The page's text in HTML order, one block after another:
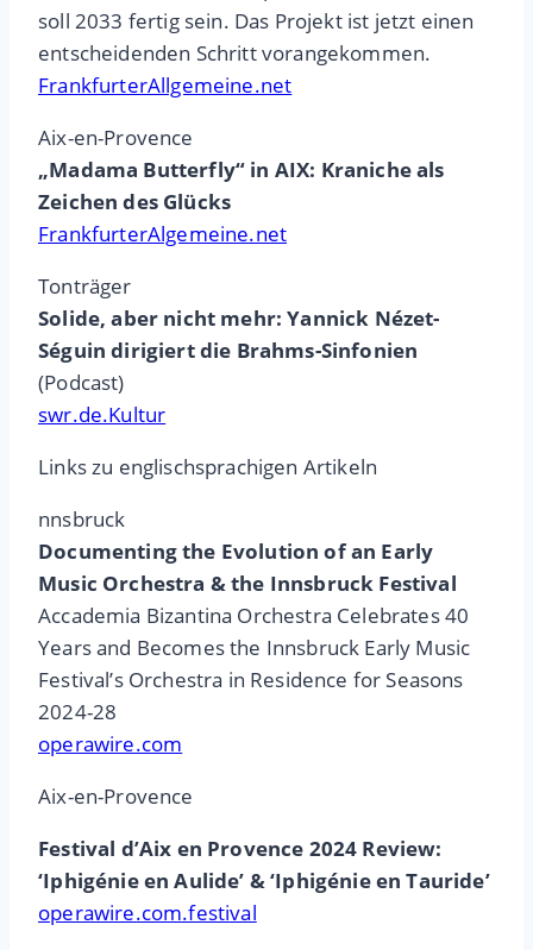
soll 2033 fertig sein. Das Projekt ist jetzt einen
entscheidenden Schritt vorangekommen.
FrankfurterAllgemeine.net
Aix-en-Provence
„Madama Butterfly“ in AIX: Kraniche als
Zeichen des Glücks
FrankfurterAlgemeine.net
Tonträger
Solide, aber nicht mehr: Yannick Nézet-
Séguin dirigiert die Brahms-Sinfonien
(Podcast)
swr.de.Kultur
Links zu englischsprachigen Artikeln
nnsbruck
Documenting the Evolution of an Early
Music Orchestra & the Innsbruck Festival
Accademia Bizantina Orchestra Celebrates 40
Years and Becomes the Innsbruck Early Music
Festival’s Orchestra in Residence for Seasons
2024-28
operawire.com
Aix-en-Provence
Festival d’Aix en Provence 2024 Review:
‘Iphigénie en Aulide’ & ‘Iphigénie en Tauride’
operawire.com.festival